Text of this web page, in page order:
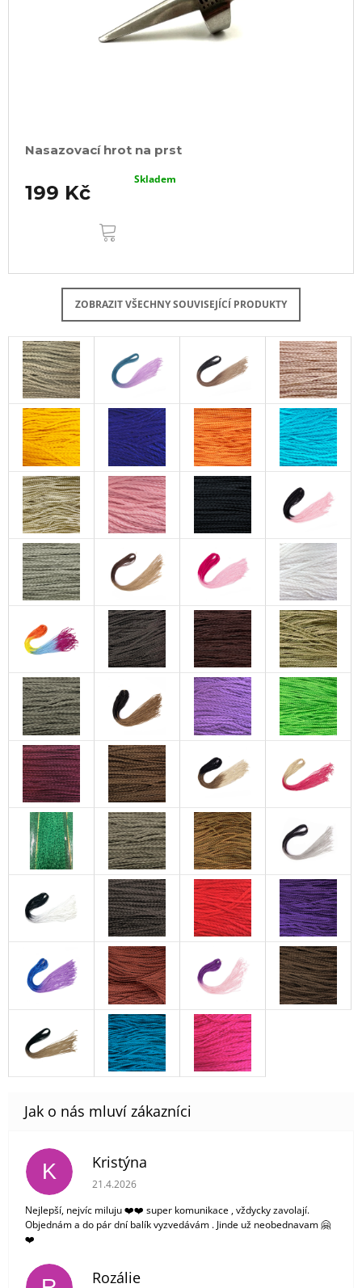
Nasazovací hrot na prst
199 Kč
Skladem
ZOBRAZIT VŠECHNY SOUVISEJÍCÍ PRODUKTY
K Kristýna
Hodnocení obchodu je 5 z 5 hvězdiček.
21.4.2026
Nejlepší, nejvíc miluju ❤️❤️ super komunikace , vždycky zavolají.
Objednám a do pár dní balík vyzvedávám . Jinde už neobednavam 🤗
❤️
Rozálie